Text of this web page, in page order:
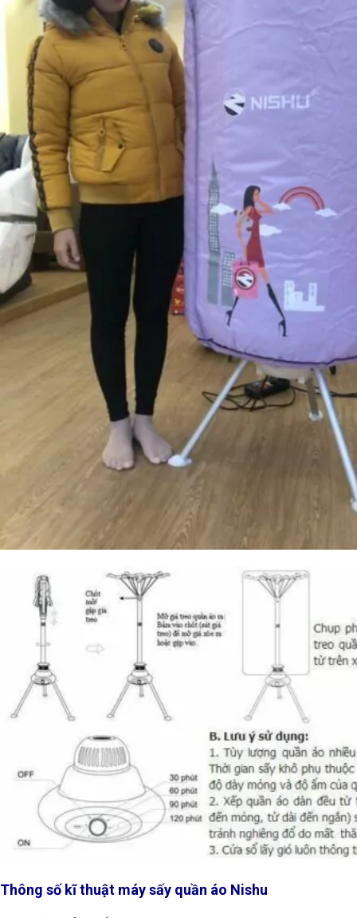
Thông số kĩ thuật máy sấy quần áo Nishu